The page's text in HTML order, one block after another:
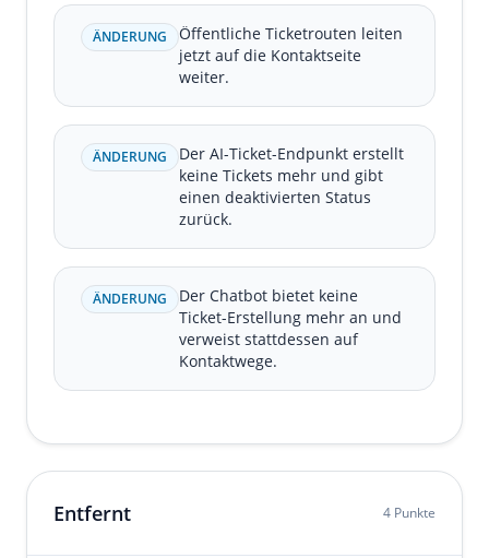
ÄNDERUNG
Öffentliche Ticketrouten leiten
jetzt auf die Kontaktseite
weiter.
ÄNDERUNG
Der AI-Ticket-Endpunkt erstellt
keine Tickets mehr und gibt
einen deaktivierten Status
zurück.
ÄNDERUNG
Der Chatbot bietet keine
Ticket-Erstellung mehr an und
verweist stattdessen auf
Kontaktwege.
Entfernt 4 Punkte